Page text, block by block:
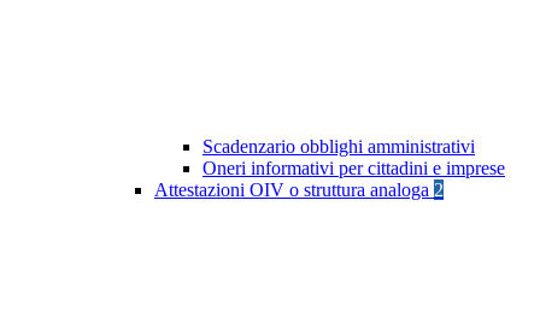
Scadenzario obblighi amministrativi
Oneri informativi per cittadini e imprese
Attestazioni OIV o struttura analoga 2